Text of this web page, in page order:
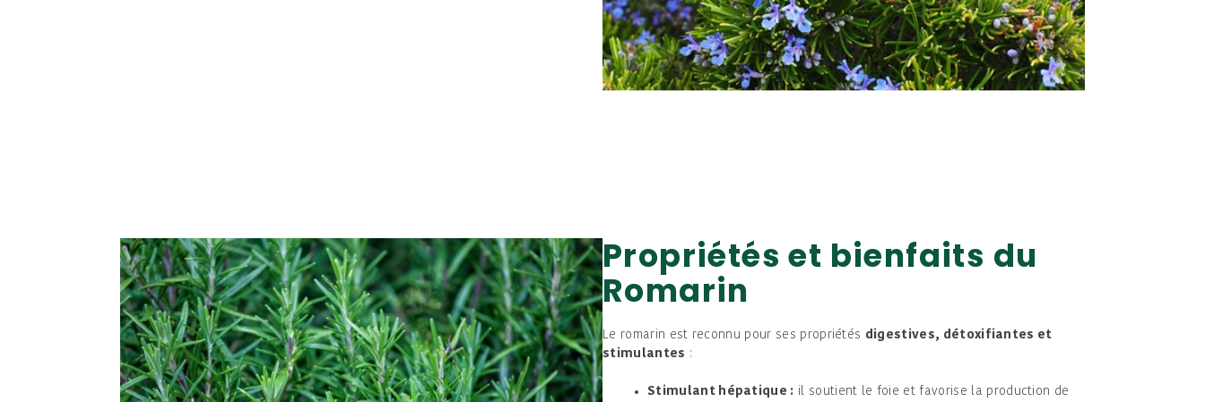
Propriétés et bienfaits du
Romarin
Le romarin est reconnu pour ses propriétés digestives, détoxifiantes et
stimulantes :
Stimulant hépatique : il soutient le foie et favorise la production de